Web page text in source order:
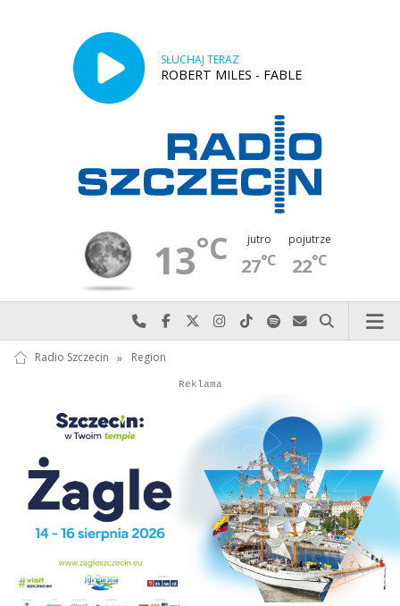
SŁUCHAJ TERAZ
ROBERT MILES - FABLE
13°C jutro
27°C
pojutrze
22°C
Najlepiej po prostu do nas zadzwoń
Odwiedź nas na Facebook-u
Odwiedź nas na X
Odwiedź nas na Instagram-ie
Odwiedź nas na TikTok-u
Szukaj nas na Spotify
Wyślij do nas
Szukaj
Radio Szczecin » Region
Autopromocja
Reklama